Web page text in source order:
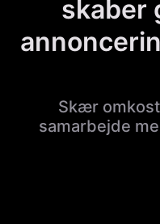
skaber
Skær
samarbejde